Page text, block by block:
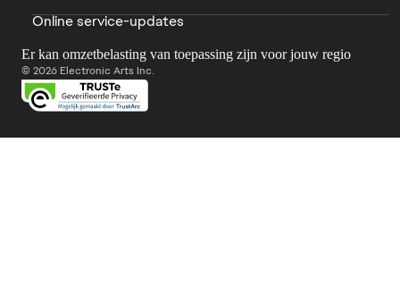
Online service-updates
Er kan omzetbelasting van toepassing zijn voor jouw regio
© 2026 Electronic Arts Inc.